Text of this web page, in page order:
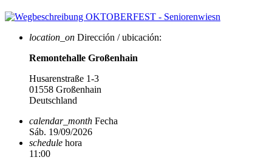
location_on Dirección / ubicación:
Remontehalle Großenhain
Husarenstraße 1-3
01558 Großenhain
Deutschland
calendar_month Fecha
Sáb. 19/09/2026
schedule hora
11:00